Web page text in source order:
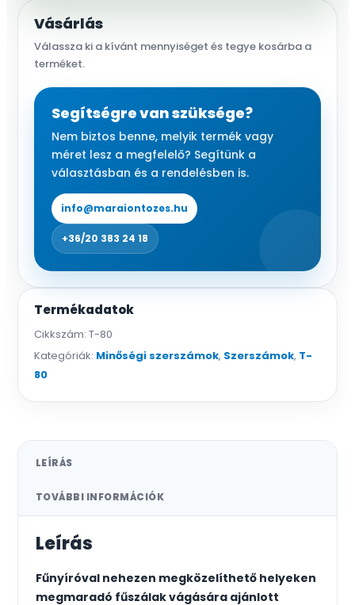
Vásárlás
Válassza ki a kívánt mennyiséget és tegye kosárba a
terméket.
Segítségre van szüksége?
Nem biztos benne, melyik termék vagy
méret lesz a megfelelő? Segítünk a
választásban és a rendelésben is.
info@maraiontozes.hu
+36/20 383 24 18
Termékadatok
Cikkszám: T-80
Kategóriák: Minőségi szerszámok, Szerszámok, T-
80
LEÍRÁS
TOVÁBBI INFORMÁCIÓK
Leírás
Fűnyíróval nehezen megközelíthető helyeken
megmaradó fűszálak vágására ajánlott